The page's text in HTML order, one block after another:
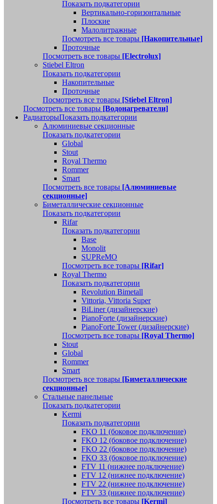
Показать подкатегории
Вертикально-горизонтальные
Плоские
Малолитражные
Посмотреть все товары [Накопительные]
Проточные
Посмотреть все товары [Electrolux]
Stiebel Eltron
Показать подкатегории
Накопительные
Проточные
Посмотреть все товары [Stiebel Eltron]
Посмотреть все товары [Водонагреватели]
РадиаторыПоказать подкатегории
Алюминиевые секционные
Показать подкатегории
Global
Stout
Royal Thermo
Rommer
Smart
Посмотреть все товары [Алюминиевые
секционные]
Биметаллические секционные
Показать подкатегории
Rifar
Показать подкатегории
Base
Monolit
SUPReMO
Посмотреть все товары [Rifar]
Royal Thermo
Показать подкатегории
Revolution Bimetall
Vittoria, Vittoria Super
BiLiner (дизайнерские)
PianoForte (дизайнерские)
PianoForte Tower (дизайнерские)
Посмотреть все товары [Royal Thermo]
Stout
Global
Rommer
Smart
Посмотреть все товары [Биметаллические
секционные]
Стальные панельные
Показать подкатегории
Kermi
Показать подкатегории
FKO 11 (боковое подключение)
FKO 12 (боковое подключение)
FKO 22 (боковое подключение)
FKO 33 (боковое подключение)
FTV 11 (нижнее подключение)
FTV 12 (нижнее подключение)
FTV 22 (нижнее подключение)
FTV 33 (нижнее подключение)
Посмотреть все товары [Kermi]